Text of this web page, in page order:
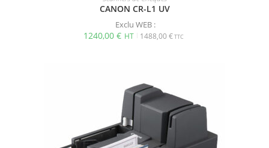
CANON CR-L1 UV
Exclu WEB :
1240,00 € 1488,00 €